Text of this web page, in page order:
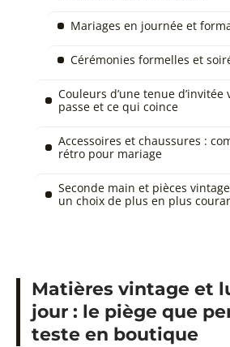
Mariages en journée et
Cérémonies formelles et
Couleurs d’une tenue d’invitée
passe et ce qui coince
Accessoires et chaussures :
rétro pour mariage
Seconde main et pièces
un choix de plus en plus
Matières vintage et
jour : le piège que
teste en boutique